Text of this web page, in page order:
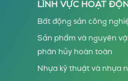
LĨNH VỰC HOẠT
Bất động sản công
Sản phẩm và nguyên
phân hủy hoàn toàn
Nhựa kỹ thuật và nhựa